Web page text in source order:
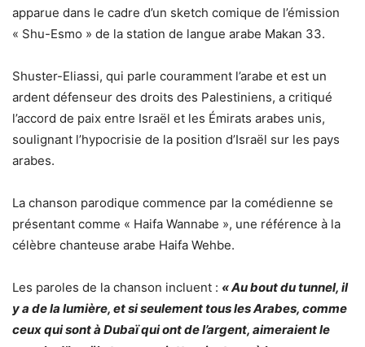
apparue dans le cadre d’un sketch comique de l’émission
« Shu-Esmo » de la station de langue arabe Makan 33.
Shuster-Eliassi, qui parle couramment l’arabe et est un
ardent défenseur des droits des Palestiniens, a critiqué
l’accord de paix entre Israël et les Émirats arabes unis,
soulignant l’hypocrisie de la position d’Israël sur les pays
arabes.
La chanson parodique commence par la comédienne se
présentant comme « Haifa Wannabe », une référence à la
célèbre chanteuse arabe Haifa Wehbe.
Les paroles de la chanson incluent : « Au bout du tunnel, il
y a de la lumière, et si seulement tous les Arabes, comme
ceux qui sont à Dubaï qui ont de l’argent, aimeraient le